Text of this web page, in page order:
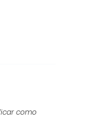
como